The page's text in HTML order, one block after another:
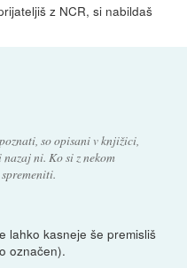
z NCR, si nabildaš
so opisani v knjižici,
ni. Ko si z nekom
lahko kasneje še premisliš
označen).